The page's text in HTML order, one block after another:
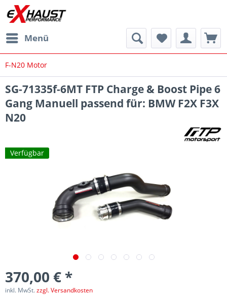
Menü
F-N20 Motor
SG-71335f-6MT FTP Charge & Boost Pipe 6
Gang Manuell passend für: BMW F2X F3X
N20
Verfügbar
370,00 € *
inkl. MwSt.zzgl. Versandkosten